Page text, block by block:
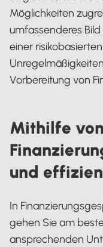
Möglichkeiten
umfassenderes
einer
Vorbereitung von
Mithilfe
und
In
gehen Sie am
ansprechenden